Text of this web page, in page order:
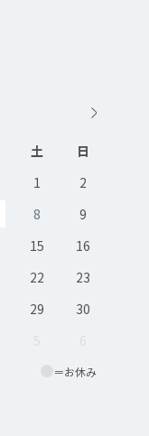
＝お休み
土
日
1
2
8
9
15
16
22
23
29
30
5 6